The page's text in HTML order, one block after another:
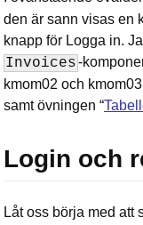
den är sann visas en
knapp för Logga in.
Invoices-
kmom02 och
samt övningen “
Login och
Låt oss börja med att